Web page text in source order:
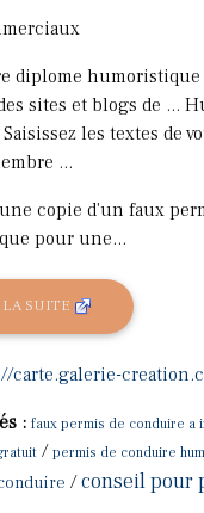
diplome
sites et blogs de ...
les textes de
...
copie d'un faux
pour une...
SUITE
carte.galerie-
: faux permis de conduire a
/ permis de conduire
/conseil pour